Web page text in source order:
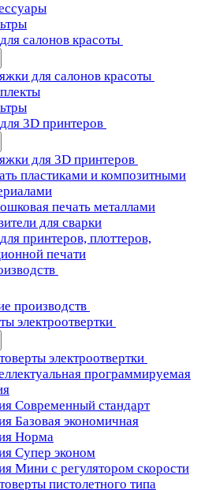
салонов красоты
для салонов красоты
3D принтеров
для 3D принтеров
пластиками и композитными
печать металлами
для сварки
принтеров, плоттеров,
печати
производств
электроотвертки
электроотвертки
программируемая
Современный стандарт
Базовая экономичная
Норма
Cупер эконом
Мини с регулятором скорости
пистолетного типа